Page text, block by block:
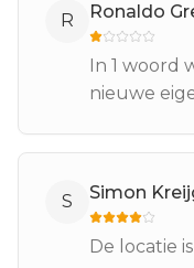
R Ronaldo
In 1 woord
nieuwe
S Simon
De locatie